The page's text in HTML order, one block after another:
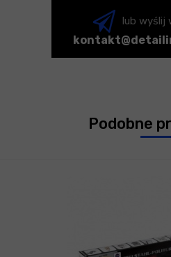
lub wyślij
Podobne